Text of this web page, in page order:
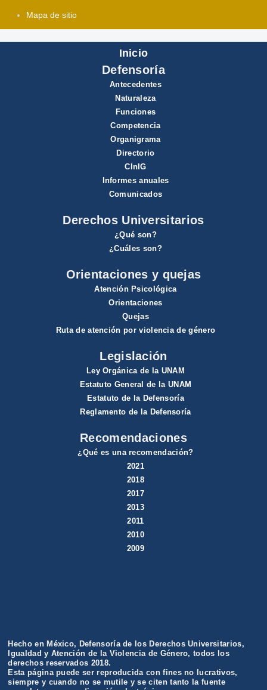
Mapa de sitio
Inicio
Defensoría
Antecedentes
Naturaleza
Funciones
Competencia
Organigrama
Directorio
CInIG
Informes anuales
Comunicados
Derechos Universitarios
¿Qué son?
¿Cuáles son?
Orientaciones y quejas
Atención Psicológica
Orientaciones
Quejas
Ruta de atención por violencia de género
Legislación
Ley Orgánica de la UNAM
Estatuto General de la UNAM
Estatuto de la Defensoría
Reglamento de la Defensoría
Recomendaciones
¿Qué es una recomendación?
2021
2018
2017
2013
2011
2010
2009
Hecho en México, Defensoría de los Derechos Universitarios,
Igualdad y Atención de la Violencia de Género, todos los
derechos reservados 2018.
Esta página puede ser reproducida con fines no lucrativos,
siempre y cuando no se mutile y se citen tanto la fuente